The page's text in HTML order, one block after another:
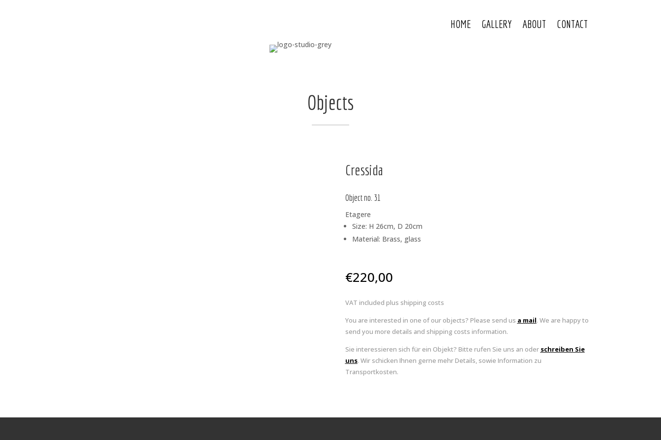
HOME GALLERY ABOUT CONTACT
Objects
Cressida
Object no. 31
Etagere
Size: H 26cm, D 20cm
Material: Brass, glass
€220,00
VAT included plus shipping costs
You are interested in one of our objects? Please send us a mail. We are happy to
send you more details and shipping costs information.
Sie interessieren sich für ein Objekt? Bitte rufen Sie uns an oder schreiben Sie
uns. Wir schicken Ihnen gerne mehr Details, sowie Information zu
Transportkosten.